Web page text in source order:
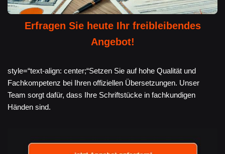
Erfragen Sie heute Ihr freibleibendes
Angebot!
style=“text-align: center;“Setzen Sie auf hohe Qualität und
Fachkompetenz bei Ihren offiziellen Übersetzungen. Unser
Team sorgt dafür, dass Ihre Schriftstücke in fachkundigen
Händen sind.